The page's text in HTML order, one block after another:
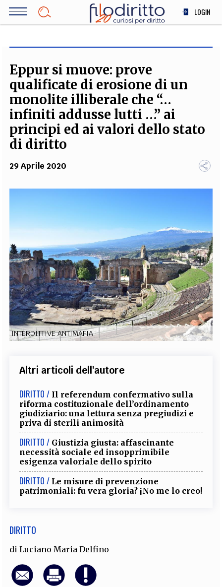
Salta
LOGIN
SOCIETÀ
MEDICINA
SCIENZA
STORIA E FILOSOFIA
INNOVAZIONE
EXTRA
CODICI RUBRICHE LIBRI PROCEEDINGS PUBBLICITÀ CONTATTI
SOCIAL MEDIA
Eppur si muove: prove
qualificate di erosione di un
monolite illiberale che “…
infiniti addusse lutti …” ai
principi ed ai valori dello stato
di diritto
29 Aprile 2020
INTERDITTIVE ANTIMAFIA
Altri articoli dell'autore
DIRITTO / Il referendum confermativo sulla
riforma costituzionale dell’ordinamento
giudiziario: una lettura senza pregiudizi e
priva di sterili animosità
DIRITTO / Giustizia giusta: affascinante
necessità sociale ed insopprimibile
esigenza valoriale dello spirito
DIRITTO / Le misure di prevenzione
patrimoniali: fu vera gloria? ¡No me lo creo!
DIRITTO
diLuciano Maria Delfino